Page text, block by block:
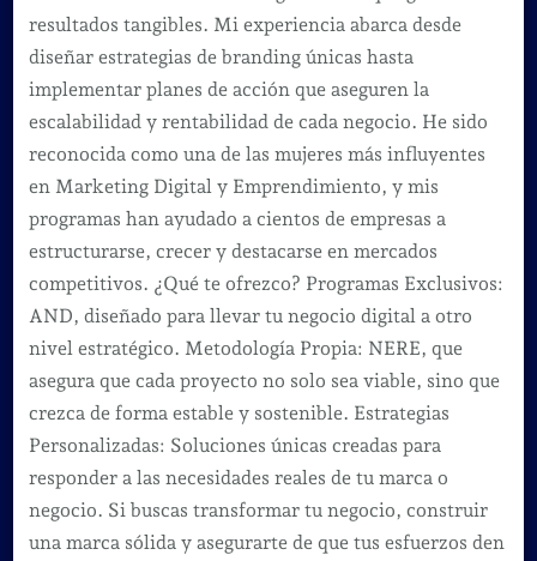
resultados tangibles. Mi experiencia abarca desde
diseñar estrategias de branding únicas hasta
implementar planes de acción que aseguren la
escalabilidad y rentabilidad de cada negocio. He sido
reconocida como una de las mujeres más influyentes
en Marketing Digital y Emprendimiento, y mis
programas han ayudado a cientos de empresas a
estructurarse, crecer y destacarse en mercados
competitivos. ¿Qué te ofrezco? Programas Exclusivos:
AND, diseñado para llevar tu negocio digital a otro
nivel estratégico. Metodología Propia: NERE, que
asegura que cada proyecto no solo sea viable, sino que
crezca de forma estable y sostenible. Estrategias
Personalizadas: Soluciones únicas creadas para
responder a las necesidades reales de tu marca o
negocio. Si buscas transformar tu negocio, construir
una marca sólida y asegurarte de que tus esfuerzos den